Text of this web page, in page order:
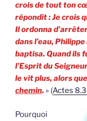
crois de tout ton
répondit : Je crois
Il ordonna
dans l’eau,
baptisa. Quand ils
l’Esprit du
le vit plus, alors
chemin. » (Actes
Pourquoi